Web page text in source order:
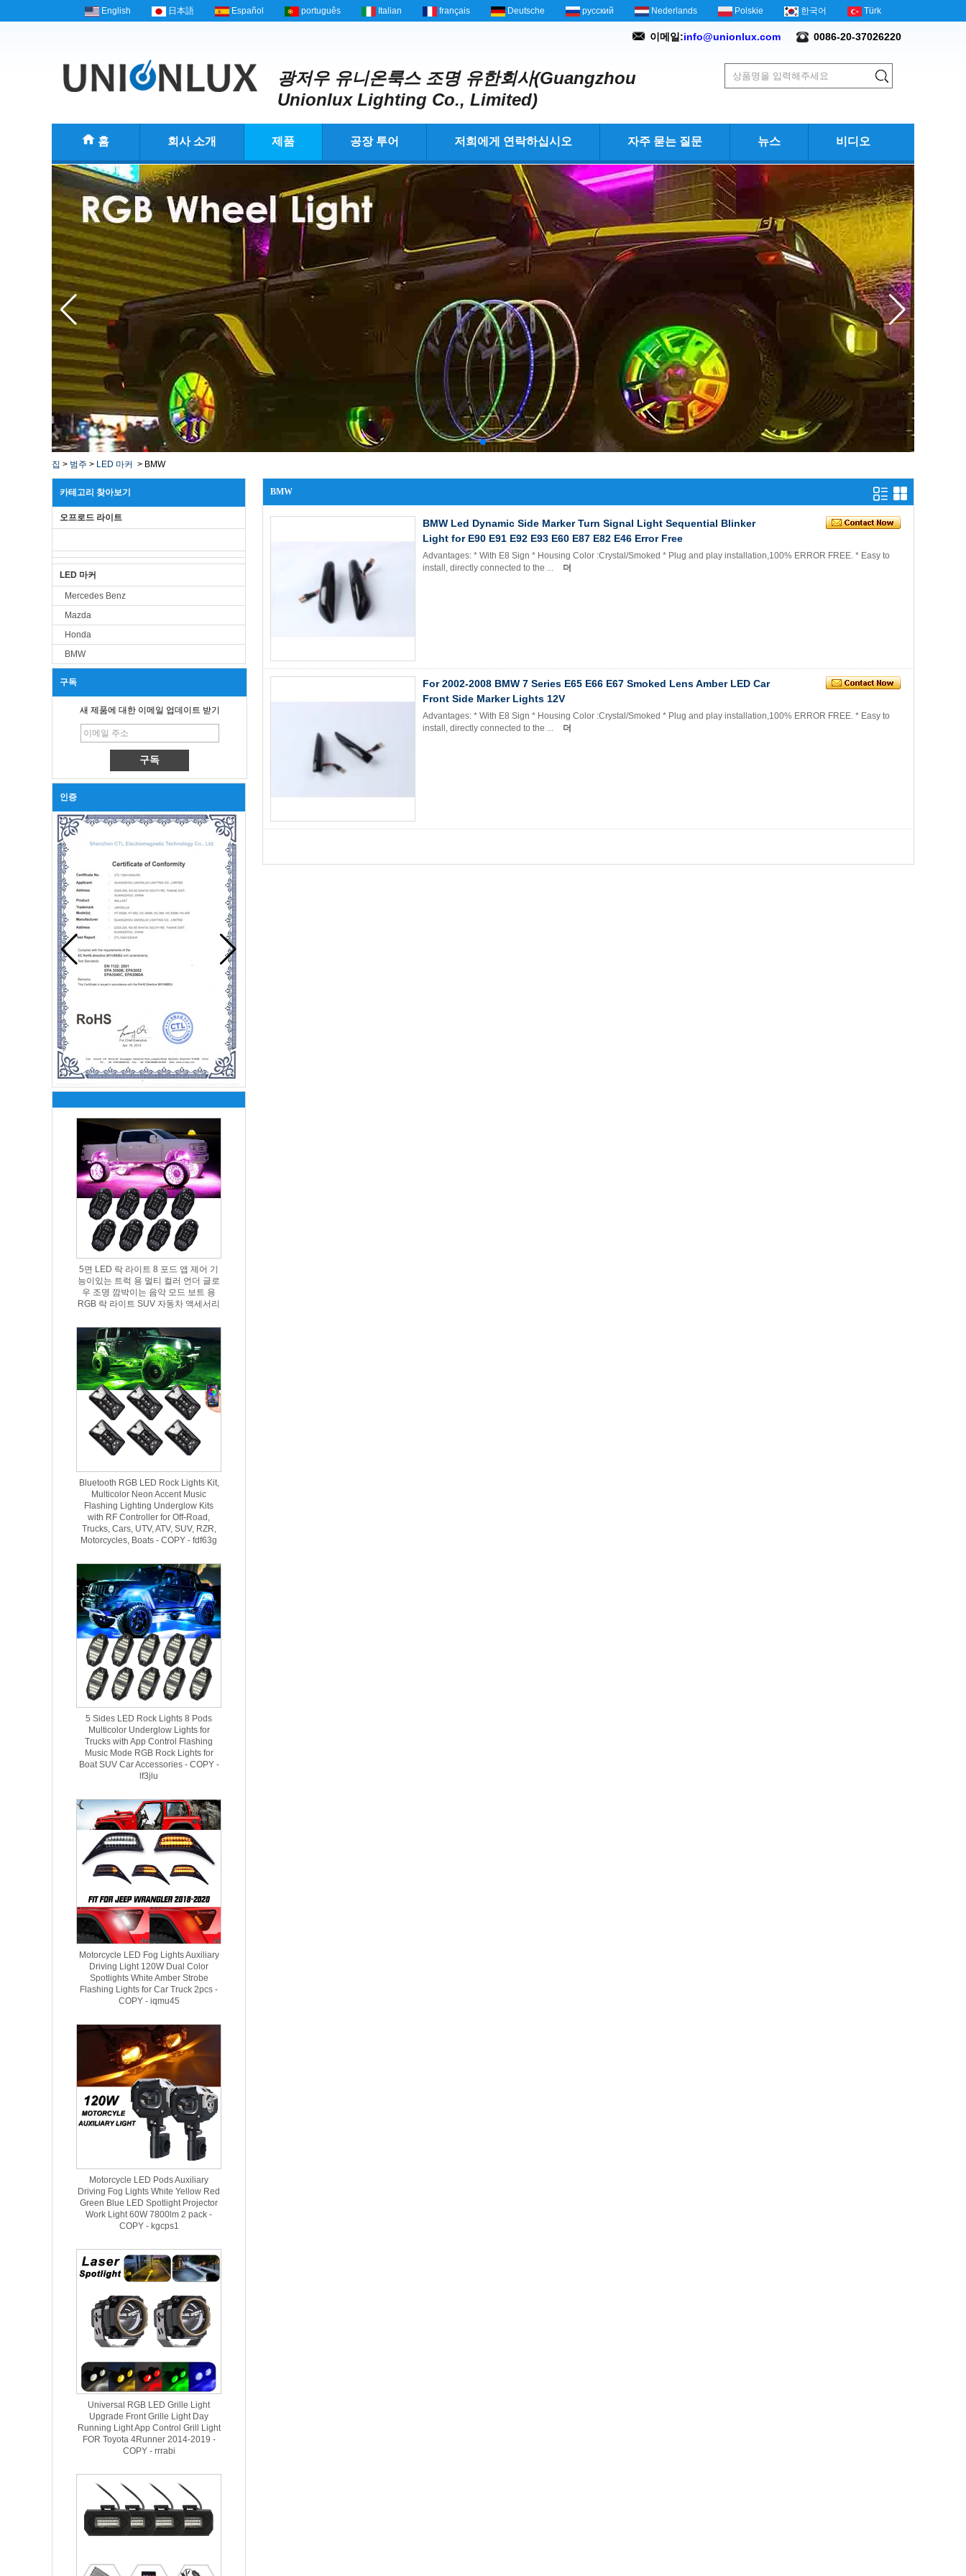
English 日本語 Español português Italian français Deutsche русский Nederlands Polskie 한국어 Türk
이메일:info@unionlux.com 0086-20-37026220
광저우 유니온룩스 조명 유한회사(Guangzhou
Unionlux Lighting Co., Limited)
홈 회사 소개 제품 공장 투어 저희에게 연락하십시오 자주 묻는 질문 뉴스 비디오
집 > 범주 > LED 마커 > BMW
카테고리 찾아보기
오프로드 라이트
LED 마커
Mercedes Benz
Mazda
Honda
BMW
구독
새 제품에 대한 이메일 업데이트 받기
인증
5면 LED 락 라이트 8 포드 앱 제어 기
능이있는 트럭 용 멀티 컬러 언더 글로
우 조명 깜박이는 음악 모드 보트 용
RGB 락 라이트 SUV 자동차 액세서리
Bluetooth RGB LED Rock Lights Kit,
Multicolor Neon Accent Music
Flashing Lighting Underglow Kits
with RF Controller for Off-Road,
Trucks, Cars, UTV, ATV, SUV, RZR,
Motorcycles, Boats - COPY - fdf63g
5 Sides LED Rock Lights 8 Pods
Multicolor Underglow Lights for
Trucks with App Control Flashing
Music Mode RGB Rock Lights for
Boat SUV Car Accessories - COPY -
lf3jlu
Motorcycle LED Fog Lights Auxiliary
Driving Light 120W Dual Color
Spotlights White Amber Strobe
Flashing Lights for Car Truck 2pcs -
COPY - iqmu45
Motorcycle LED Pods Auxiliary
Driving Fog Lights White Yellow Red
Green Blue LED Spotlight Projector
Work Light 60W 7800lm 2 pack -
COPY - kgcps1
Universal RGB LED Grille Light
Upgrade Front Grille Light Day
Running Light App Control Grill Light
FOR Toyota 4Runner 2014-2019 -
COPY - rrrabi
BMW
BMW Led Dynamic Side Marker Turn Signal Light Sequential Blinker
Light for E90 E91 E92 E93 E60 E87 E82 E46 Error Free
Advantages: * With E8 Sign * Housing Color :Crystal/Smoked * Plug and play installation,100% ERROR FREE. * Easy to
install, directly connected to the ...
더
For 2002-2008 BMW 7 Series E65 E66 E67 Smoked Lens Amber LED Car
Front Side Marker Lights 12V
Advantages: * With E8 Sign * Housing Color :Crystal/Smoked * Plug and play installation,100% ERROR FREE. * Easy to
install, directly connected to the ...
더